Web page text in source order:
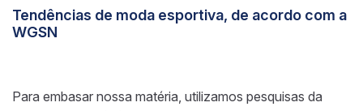
Tendências de moda esportiva, de acordo com a
WGSN
Para embasar nossa matéria, utilizamos pesquisas da